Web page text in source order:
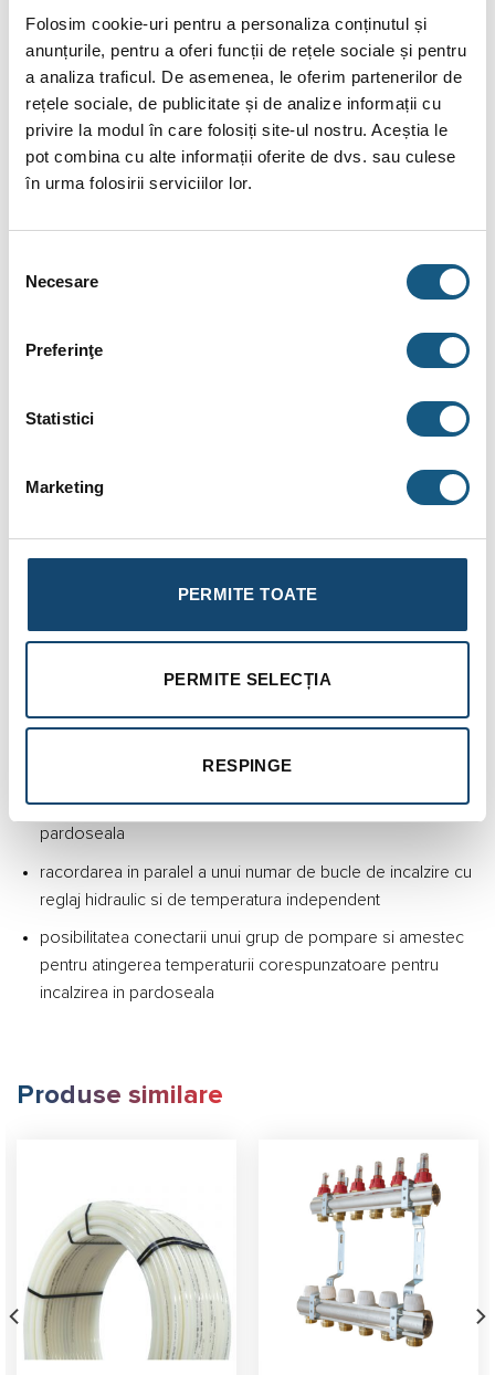
Folosim cookie-uri pentru a personaliza conținutul și
anunțurile, pentru a oferi funcții de rețele sociale și pentru
a analiza traficul. De asemenea, le oferim partenerilor de
rețele sociale, de publicitate și de analize informații cu
privire la modul în care folosiți site-ul nostru. Aceștia le
pot combina cu alte informații oferite de dvs. sau culese
în urma folosirii serviciilor lor.
consimțământului
Necesare
Preferinţe
Statistici
Marketing
PERMITE TOATE
PERMITE SELECȚIA
RESPINGE
BRAND
RECENZII (1)
Distribuitor pardoseala Fornara 3 cai 1″ din alama cu
debitmetre
importanta intr-o importanta in orice instalatie de incalzire in
agentului termic in suprafata radianta si regularizarea debitelor
Setul distriuitor este format din:
1 colector tur cu debitmetre,
electrotermica si cu manete manuale.
distribuitoarelor/colectoarelor sunt:
directionarea agentului termic in circuitele de incalzire in
asigurarea parametrilor corespunzatori functionarii
temperaturii in fiecare zona prevazuta cu incalzire in
pardoseala
racordarea in paralel a unui numar de bucle de incalzire cu
reglaj hidraulic si de temperatura independent
posibilitatea conectarii unui grup de pompare si amestec
pentru atingerea temperaturii corespunzatoare pentru
incalzirea in pardoseala
Produse similare